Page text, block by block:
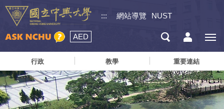
::: 網站導覽 NUST
AED
行政 教學 重要連結